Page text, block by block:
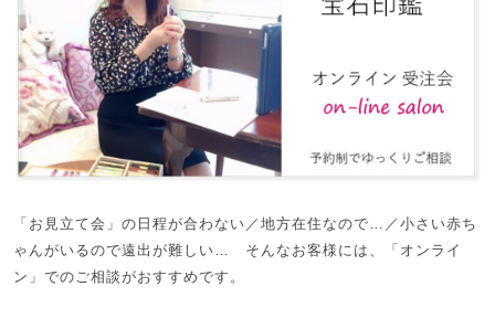
「お見立て会」の日程が合わない／地方在住なので…／小さい赤ち
ゃんがいるので遠出が難しい… そんなお客様には、「オンライ
ン」でのご相談がおすすめです。